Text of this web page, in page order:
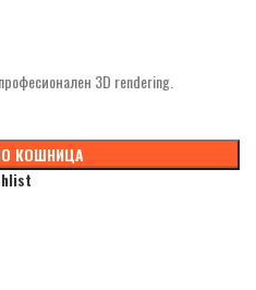
3D rendering.
КОШНИЦА